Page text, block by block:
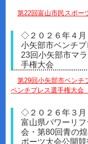
第22回富山市民スポ
◇２０２６年４
小矢部市ベンチ
23回小矢部市マ
手権大会
第29回小矢部市ベンチ
ベンチプレス選手権大
◇２０２６年３
富山県パワーリ
会・第80回青の
ポーツ大会公開